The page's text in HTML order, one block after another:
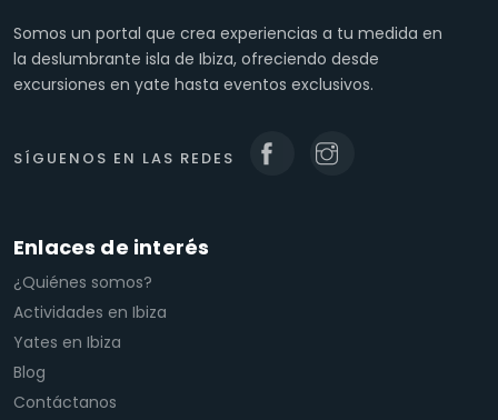
Somos un portal que crea experiencias a tu medida en
la deslumbrante isla de Ibiza, ofreciendo desde
excursiones en yate hasta eventos exclusivos.
SÍGUENOS EN LAS REDES
Enlaces de interés
¿Quiénes somos?
Actividades en Ibiza
Yates en Ibiza
Blog
Contáctanos